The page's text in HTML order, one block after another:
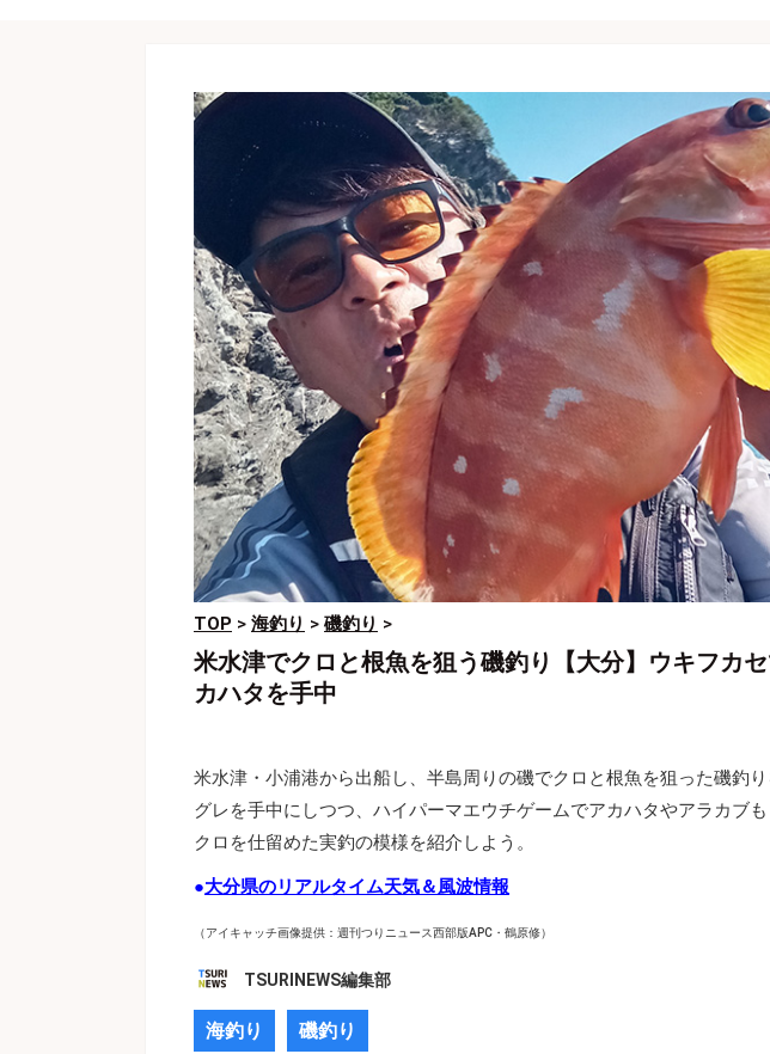
TOP > 海釣り > 磯釣り >
米水津でクロと根魚を狙う磯釣り【大分】ウキフカ
カハタを手中
米水津・小浦港から出船し、半島周りの磯でクロと根魚を狙った磯釣
グレを手中にしつつ、ハイパーマエウチゲームでアカハタやアラカブ
クロを仕留めた実釣の模様を紹介しよう。
●大分県のリアルタイム天気＆風波情報
（アイキャッチ画像提供：週刊つりニュース西部版APC・鶴原修）
TSURINEWS編集部
海釣り 磯釣り